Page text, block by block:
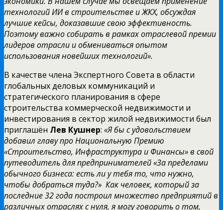
технологий ИИ в строительстве и ЖКХ, обсуждая
лучшие кейсы, доказавшие свою эффективность.
Поэтому важно собирать в рамках отраслевой премии
лидеров отрасли и обмениваться опытом
использования новейших технологий».
В качестве члена Экспертного Совета в области
глобальных деловых коммуникаций и
стратегического планирования в сфере
строительства коммерческой недвижимости и
инвестирования в сектор жилой недвижимости был
приглашён Лев Кушнер: «Я бы с удовольствием
добавил главу про Национальную Премию
«Строительство, Инфраструктура и Финансы» в свой
путеводитель для предпринимателей «За пределами
обычного бизнеса: есть ли у тебя то, что нужно,
чтобы добраться туда?» Как человек, который за
последние 32 года построил множество предприятий в
различных отраслях с нуля, я могу говорить о том,